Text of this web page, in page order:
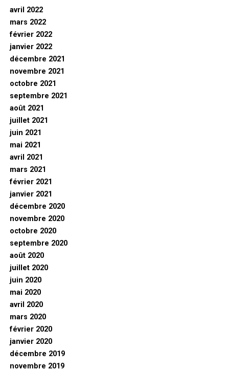
avril 2022
mars 2022
février 2022
janvier 2022
décembre 2021
novembre 2021
octobre 2021
septembre 2021
août 2021
juillet 2021
juin 2021
mai 2021
avril 2021
mars 2021
février 2021
janvier 2021
décembre 2020
novembre 2020
octobre 2020
septembre 2020
août 2020
juillet 2020
juin 2020
mai 2020
avril 2020
mars 2020
février 2020
janvier 2020
décembre 2019
novembre 2019